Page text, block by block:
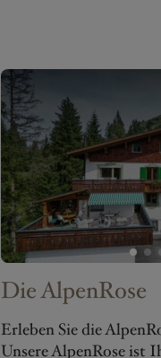
Die AlpenRose
Erleben Sie die
Unsere AlpenRose ist